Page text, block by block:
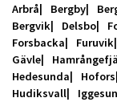
Arbrå Bergby
Bergvik
Delsbo
Forsbacka
Furuvik
Gävle
Hedesunda
Hofors
Hudiksvall